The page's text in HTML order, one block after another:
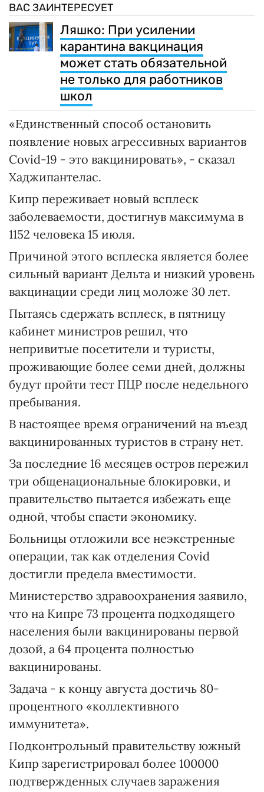
ВАС ЗАИНТЕРЕСУЕТ
Ляшко: При усилении
карантина вакцинация
может стать обязательной
не только для работников
школ
«Единственный способ остановить
появление новых агрессивных вариантов
Covid-19 - это вакцинировать», - сказал
Хаджипантелас.
Кипр переживает новый всплеск
заболеваемости, достигнув максимума в
1152 человека 15 июля.
Причиной этого всплеска является более
сильный вариант Дельта и низкий уровень
вакцинации среди лиц моложе 30 лет.
Пытаясь сдержать всплеск, в пятницу
кабинет министров решил, что
непривитые посетители и туристы,
проживающие более семи дней, должны
будут пройти тест ПЦР после недельного
пребывания.
В настоящее время ограничений на въезд
вакцинированных туристов в страну нет.
За последние 16 месяцев остров пережил
три общенациональные блокировки, и
правительство пытается избежать еще
одной, чтобы спасти экономику.
Больницы отложили все неэкстренные
операции, так как отделения Covid
достигли предела вместимости.
Министерство здравоохранения заявило,
что на Кипре 73 процента подходящего
населения были вакцинированы первой
дозой, а 64 процента полностью
вакцинированы.
Задача - к концу августа достичь 80-
процентного «коллективного
иммунитета».
Подконтрольный правительству южный
Кипр зарегистрировал более 100000
подтвержденных случаев заражения